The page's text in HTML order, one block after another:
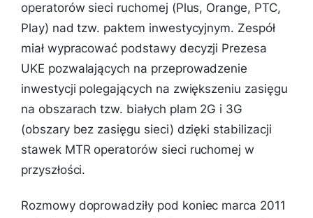
operatorów sieci ruchomej (Plus, Orange, PTC,
Play) nad tzw. paktem inwestycyjnym. Zespół
miał wypracować podstawy decyzji Prezesa
UKE pozwalających na przeprowadzenie
inwestycji polegających na zwiększeniu zasięgu
na obszarach tzw. białych plam 2G i 3G
(obszary bez zasięgu sieci) dzięki stabilizacji
stawek MTR operatorów sieci ruchomej w
przyszłości.
Rozmowy doprowadziły pod koniec marca 2011